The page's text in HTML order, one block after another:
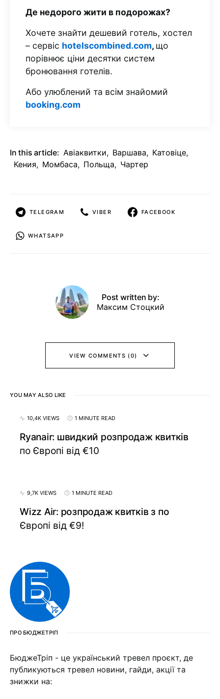
Де недорого жити в подорожах?
Хочете знайти дешевий готель, хостел
– сервіс hotelscombined.com, що
порівнює ціни десятки систем
бронювання готелів.
Або улюблений та всім знайомий
booking.com
In this article: Авіаквитки, Варшава, Катовіце,
Кения, Момбаса, Польща, Чартер
TELEGRAM VIBER FACEBOOK
WHATSAPP
Post written by:
Максим Стоцкий
VIEW COMMENTS (0)
YOU MAY ALSO LIKE
10,4K VIEWS 1 MINUTE READ
Ryanair: швидкий розпродаж квитків
по Європі від €10
9,7K VIEWS 1 MINUTE READ
Wizz Air: розпродаж квитків з по
Європі від €9!
ПРО БЮДЖЕТРІП
БюджеТріп - це український тревел проєкт, де
публикуються тревел новини, гайди, акції та
знижки на: